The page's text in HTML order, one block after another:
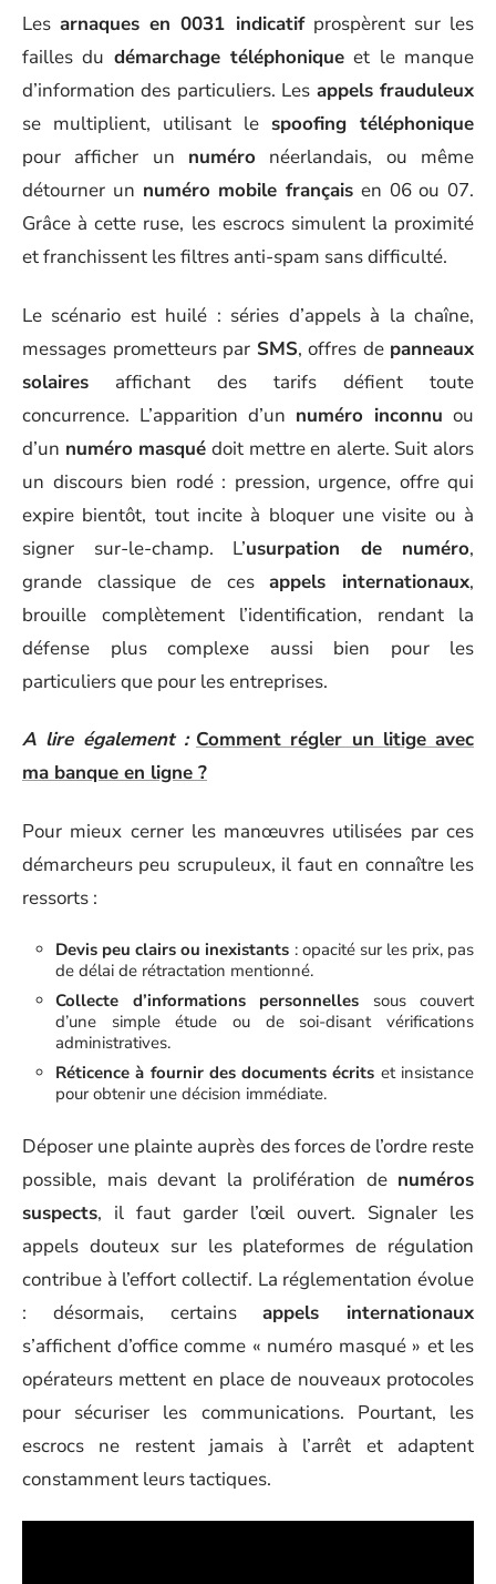
Lesarnaques en 0031 indicatifprospèrent sur les
failles du démarchage téléphonique et le manque
d’information des particuliers. Les appels frauduleux
se multiplient, utilisant le spoofing téléphonique
pour afficher un numéro néerlandais, ou même
détourner un numéro mobile français en 06 ou 07.
Grâce à cette ruse, les escrocs simulent la proximité
et franchissent les filtres anti-spam sans difficulté.
Le scénario est huilé : séries d’appels à la chaîne,
messages prometteurs par SMS, offres de panneaux
solaires affichant des tarifs défient toute
concurrence. L’apparition d’un numéro inconnu ou
d’un numéro masqué doit mettre en alerte. Suit alors
un discours bien rodé : pression, urgence, offre qui
expire bientôt, tout incite à bloquer une visite ou à
signer sur-le-champ. L’usurpation de numéro,
grande classique de cesappels internationaux,
brouille complètement l’identification, rendant la
défense plus complexe aussi bien pour les
particuliers que pour les entreprises.
A lire également : Comment régler un litige avec
ma banque en ligne ?
Pour mieux cerner les manœuvres utilisées par ces
démarcheurs peu scrupuleux, il faut en connaître les
ressorts :
Devis peu clairs ou inexistants : opacité sur les prix, pas
de délai de rétractation mentionné.
Collecte d’informations personnelles sous couvert
d’une simple étude ou de soi-disant vérifications
administratives.
Réticence à fournir des documents écrits et insistance
pour obtenir une décision immédiate.
Déposer une plainte auprès des forces de l’ordre reste
possible, mais devant la prolifération de numéros
suspects, il faut garder l’œil ouvert. Signaler les
appels douteux sur les plateformes de régulation
contribue à l’effort collectif. La réglementation évolue
: désormais, certainsappels internationaux
s’affichent d’office comme « numéro masqué » et les
opérateurs mettent en place de nouveaux protocoles
pour sécuriser les communications. Pourtant, les
escrocs ne restent jamais à l’arrêt et adaptent
constamment leurs tactiques.